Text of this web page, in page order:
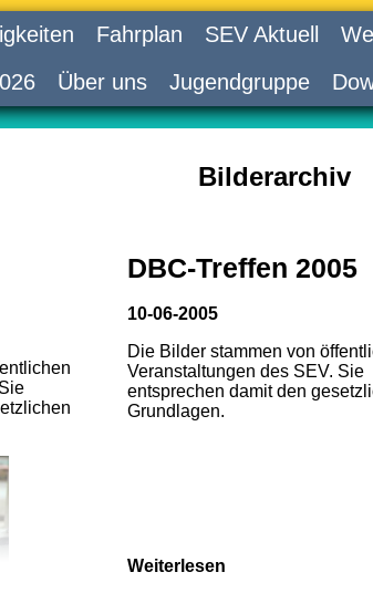
Fahrplan SEV Aktuell
Über uns Jugendgruppe
Bilderarchiv
DBC-Treffen 2005
10-06-2005
Die Bilder stammen von
Veranstaltungen des SEV. Sie
entsprechen damit den
Grundlagen.
Weiterlesen